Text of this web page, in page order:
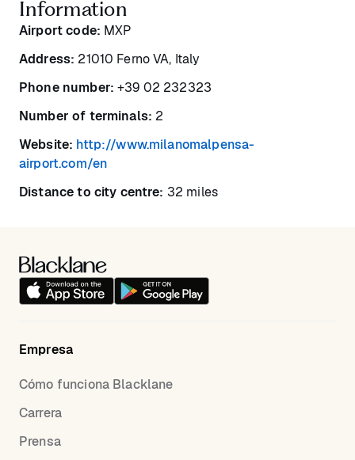
Information
Airport code: MXP
Address: 21010 Ferno VA, Italy
Phone number: +39 02 232323
Number of terminals: 2
Website: http://www.milanomalpensa-
airport.com/en
Distance to city centre: 32 miles
Empresa
Cómo funciona Blacklane
Carrera
Prensa